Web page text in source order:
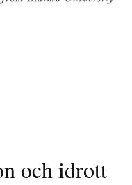
och idrott